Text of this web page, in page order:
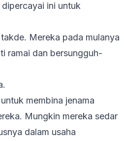
ini untuk
. Mereka pada mulanya
ramai dan bersungguh-
membina jenama
Mungkin mereka sedar
dalam usaha